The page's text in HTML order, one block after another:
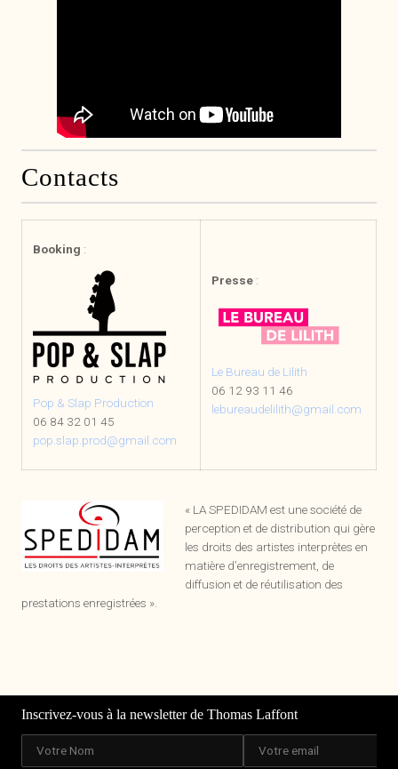
Contacts
Booking :
Pop & Slap Production
06 84 32 01 45
pop.slap.prod@gmail.com
Presse :
Le Bureau de Lilith
06 12 93 11 46
lebureaudelilith@gmail.com
« LA SPEDIDAM est une société de
perception et de distribution qui gère
les droits des artistes interprètes en
matière d’enregistrement, de
diffusion et de réutilisation des
prestations enregistrées ».
Inscrivez-vous à la newsletter de Thomas Laffont